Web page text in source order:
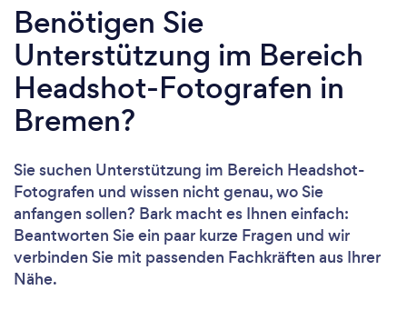
Benötigen Sie
Unterstützung im Bereich
Headshot-Fotografen in
Bremen?
Sie suchen Unterstützung im Bereich Headshot-
Fotografen und wissen nicht genau, wo Sie
anfangen sollen? Bark macht es Ihnen einfach:
Beantworten Sie ein paar kurze Fragen und wir
verbinden Sie mit passenden Fachkräften aus Ihrer
Nähe.